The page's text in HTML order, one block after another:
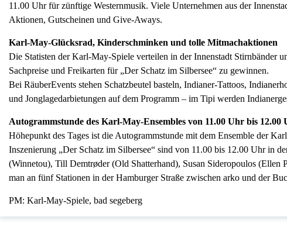
11.00 Uhr für zünftige Westernmusik. Viele Unternehmen aus der
Aktionen, Gutscheinen und Give-Aways.
Karl-May-Glücksrad, Kinderschminken und tolle Mitmachaktionen
Die Statisten der Karl-May-Spiele verteilen in der Innenstadt Stirnbänder
Sachpreise und Freikarten für „Der Schatz im Silbersee“ zu gewinnen.
Bei RäuberEvents stehen Schatzbeutel basteln, Indianer-Tattoos,
und Jonglagedarbietungen auf dem Programm – im Tipi werden
Autogrammstunde des Karl-May-Ensembles von 11.00 Uhr bis 12.00
Höhepunkt des Tages ist die Autogrammstunde mit dem Ensemble der
Inszenierung „Der Schatz im Silbersee“ sind von 11.00 bis 12.00 Uhr in
(Winnetou), Till Demtrøder (Old Shatterhand), Susan Sideropoulos
man an fünf Stationen in der Hamburger Straße zwischen arko und der
PM: Karl-May-Spiele, bad segeberg